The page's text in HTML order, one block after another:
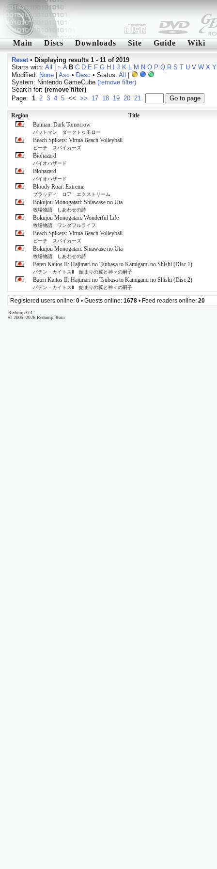
Main Discs Downloads Site Guide Wiki
Reset• Displaying results 1 - 11 of 2019
Starts with: All ~ A B C D E F G H J K L M N O P Q R S T U V W X Y
Modified: None| Asc • Desc • Status: All
System: Nintendo GameCube (remove filter)
Search for: (remove filter)
Page: 1 2 3 4 5 << >> 17 18 19 20 21
Region
Title
Batman: Dark Tomorrow
バットマン ダークトゥモロー
Beach Spikers: Virtua Beach Volleyball
ビーチ スパイカーズ
Biohazard
バイオハザード
Biohazard
バイオハザード
Bloody Roar: Extreme
ブラッディ ロア エクストリーム
Bokujou Monogatari: Shiawase no Uta
牧場物語 しあわせの詩
Bokujou Monogatari: Wonderful Life
牧場物語 ワンダフルライフ
Beach Spikers: Virtua Beach Volleyball
ビーチ スパイカーズ
Bokujou Monogatari: Shiawase no Uta
牧場物語 しあわせの詩
Baten Kaitos II: Hajimari no Tsubasa to Kamigami no Shishi (Disc 1)
バテン・カイトスⅡ 始まりの翼と神々の嗣子
Baten Kaitos II: Hajimari no Tsubasa to Kamigami no Shishi (Disc 2)
バテン・カイトスⅡ 始まりの翼と神々の嗣子
Registered users online: 0 • Guests online: 1678 • Feed readers online: 20
Redump 0.4
© 2005–2026 Redump Team